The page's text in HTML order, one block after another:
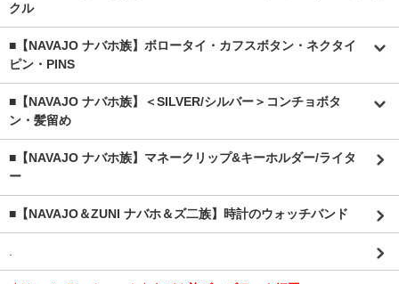
クル
■【NAVAJO ナバホ族】ボロータイ・カフスボタン・ネクタイ
ピン・PINS
■【NAVAJO ナバホ族】＜SILVER/シルバー＞コンチョボタ
ン・髪留め
■【NAVAJO ナバホ族】マネークリップ&キーホルダー/ライタ
ー
■【NAVAJO＆ZUNI ナバホ＆ズ二族】時計のウォッチバンド
.